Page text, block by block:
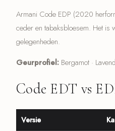
Armani Code EDP (2020
ceder en tabaksbloesem. Het is
gelegenheden.
Geurprofiel: Bergamot ·
Code EDT vs
Versie